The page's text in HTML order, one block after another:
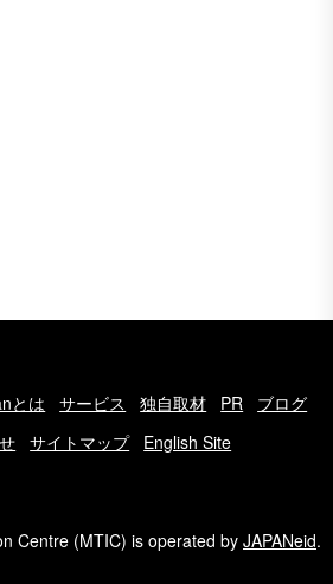
とは サービス 独自取材 PR
ブログ
サイトマップ English Site
Centre (MTIC) is operated by JAPANeid.